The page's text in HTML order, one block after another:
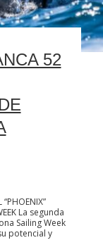
52
“PHOENIX”
La segunda
Sailing Week
potencial y